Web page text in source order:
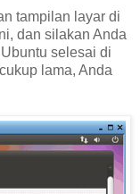
tampilan layar di
dan silakan Anda
selesai di
lama, Anda